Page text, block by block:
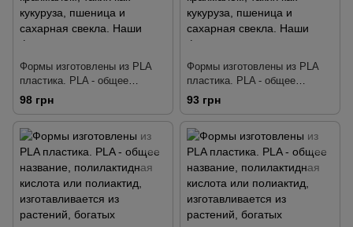
Формы изготовлены из PLA
пластика. PLA - общее
название, полилактидная
кислота или полиактид,
изготавливается из растений,
богатых крахмалом, таких как
кукуруза, пшеница и сахарная
свекла. Наши формы
тщательно разработаны так,
детализа
98 грн
Формы изготовлены из PLA
пластика. PLA - общее
название, полилактидная
кислота или полиактид,
изготавливается из растений,
богатых крахмалом, таких как
кукуруза, пшеница и сахарная
свекла. Наши формы
тщательно разработаны так,
детализа
93 грн